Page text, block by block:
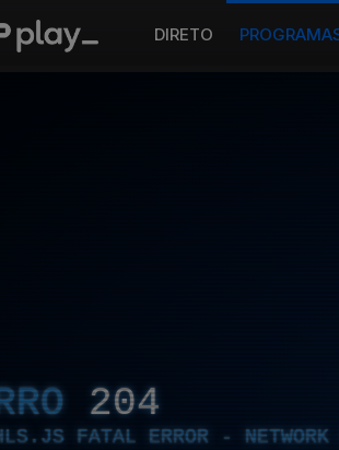
DIRETO
204
FATAL ERROR - NETWORK